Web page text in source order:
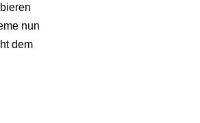
nun
dem